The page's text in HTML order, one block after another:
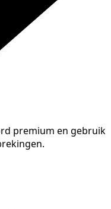
premium en gebruik